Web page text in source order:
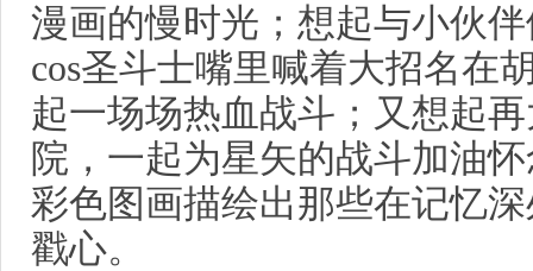
漫画的慢时光；想起与小伙
cos圣斗士嘴里喊着大招名在
起一场场热血战斗；又想起
院，一起为星矢的战斗加油
彩色图画描绘出那些在记忆
戳心。